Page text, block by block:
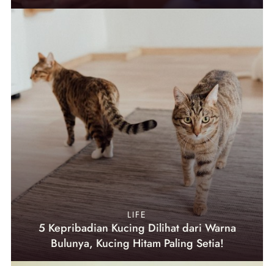
LIFE
5 Kepribadian Kucing Dilihat dari Warna
Bulunya, Kucing Hitam Paling Setia!